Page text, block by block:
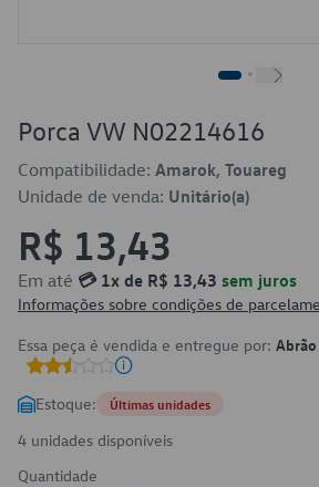
Porca VW N02214616
Compatibilidade: Amarok, Touareg
Unidade de venda: Unitário(a)
R$ 13,43
Em até 💳 1x de R$ 13,43 sem juros
Informações sobre condições de
Essa peça é vendida e entregue por:
Estoque: Últimas unidades
4 unidades disponíveis
Quantidade